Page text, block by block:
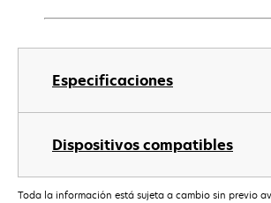
Especificaciones
Dispositivos compatibles
Toda la información está sujeta a cambio sin previo